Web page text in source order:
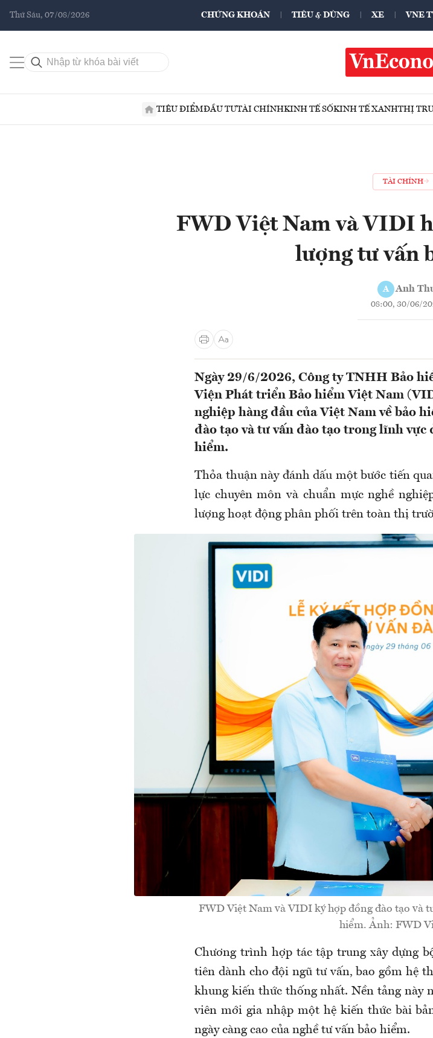
Thứ Sáu, 07/08/2026 CHỨNG KHOÁN TIÊU & DÙNG XE VNE
TIÊU ĐIỂMĐẦU TƯTÀI CHÍNHKINH TẾ SỐKINH TẾ XANHTHỊ
TÀI CHÍNH
FWD Việt Nam và VIDI
lượng tư vấn
A Anh
08:00, 30/06/
Ngày 29/6/2026, Công ty TNHH Bảo
Viện Phát triển Bảo hiểm Việt Nam
nghiệp hàng đầu của Việt Nam về bảo
đào tạo và tư vấn đào tạo trong lĩnh vực
hiểm.
Thỏa thuận này đánh dấu một bước tiến
lực chuyên môn và chuẩn mực nghề
lượng hoạt động phân phối trên toàn thị
FWD Việt Nam và VIDI ký hợp đồng đào tạo và
hiểm. Ảnh: FWD
Chương trình hợp tác tập trung xây dựng
tiên dành cho đội ngũ tư vấn, bao gồm hệ
khung kiến thức thống nhất. Nền tảng này
viên mới gia nhập một hệ kiến thức bài
ngày càng cao của nghề tư vấn bảo hiểm.